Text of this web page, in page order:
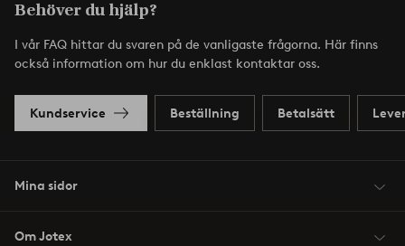
Behöver du hjälp?
I vår FAQ hittar du svaren på de vanligaste frågorna. Här finns
också information om hur du enklast kontaktar oss.
Kundservice Beställning Betalsätt
Mina sidor
Om Jotex